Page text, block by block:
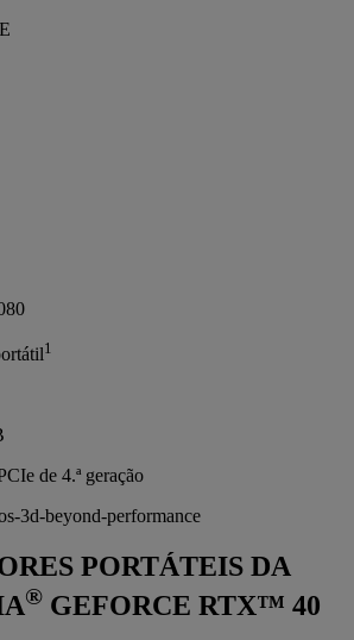
1
de 4.ª geração
PORTÁTEIS DA
® GEFORCE RTX™ 40